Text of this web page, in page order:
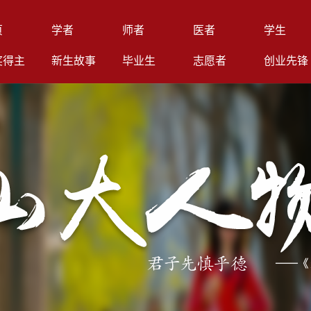
学者 师者 医者 学生
得主 新生故事 毕业生 志愿者 创业先锋